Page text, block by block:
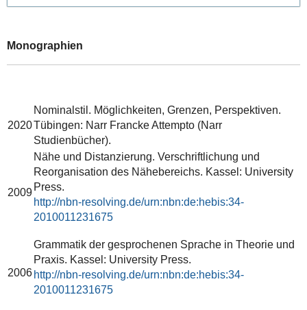
Monographien
2020
Nominalstil. Möglichkeiten, Grenzen, Perspektiven.
Tübingen: Narr Francke Attempto (Narr
Studienbücher).
2009
Nähe und Distanzierung. Verschriftlichung und
Reorganisation des Nähebereichs. Kassel: University
Press.
http://nbn-resolving.de/urn:nbn:de:hebis:34-
2010011231675
2006
Grammatik der gesprochenen Sprache in Theorie und
Praxis. Kassel: University Press.
http://nbn-resolving.de/urn:nbn:de:hebis:34-
2010011231675